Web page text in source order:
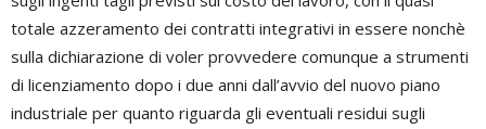
totale azzeramento dei contratti integrativi in essere nonchè
sulla dichiarazione di voler provvedere comunque a strumenti
di licenziamento dopo i due anni dall’avvio del nuovo piano
industriale per quanto riguarda gli eventuali residui sugli